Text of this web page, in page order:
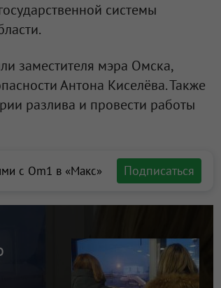
системы
заместителя мэра Омска,
Антона Киселёва. Также
разлива и провести работы
с Om1 в «Макс» Подписаться